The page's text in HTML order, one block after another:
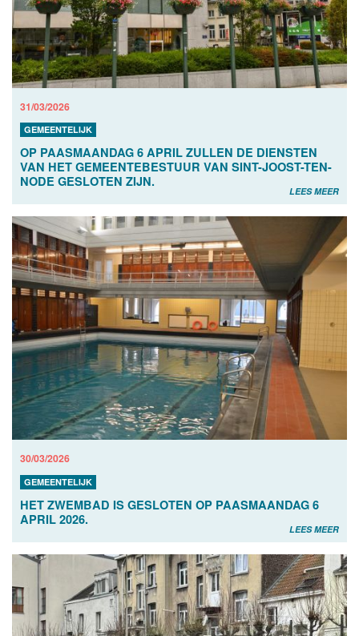
31/03/2026
GEMEENTELIJK
OP PAASMAANDAG 6 APRIL ZULLEN DE DIENSTEN
VAN HET GEMEENTEBESTUUR VAN SINT-JOOST-TEN-
NODE GESLOTEN ZIJN.
LEES MEER
30/03/2026
GEMEENTELIJK
HET ZWEMBAD IS GESLOTEN OP PAASMAANDAG 6
APRIL 2026.
LEES MEER